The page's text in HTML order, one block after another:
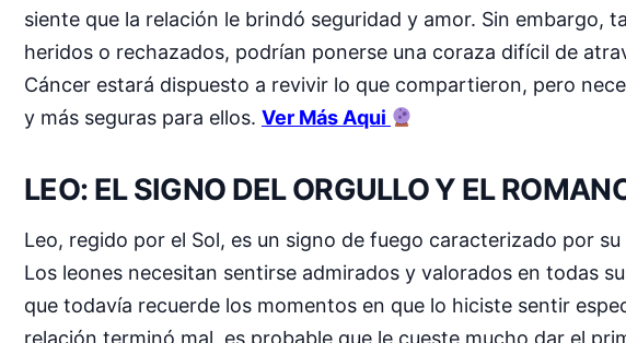
siente que la relación le brindó seguridad y amor. Sin embargo,
heridos o rechazados, podrían ponerse una coraza difícil de
Cáncer estará dispuesto a revivir lo que compartieron, pero
y más seguras para ellos. Ver Más Aqui
LEO: EL SIGNO DEL ORGULLO Y EL
Leo, regido por el Sol, es un signo de fuego caracterizado por
Los leones necesitan sentirse admirados y valorados en todas
que todavía recuerde los momentos en que lo hiciste sentir